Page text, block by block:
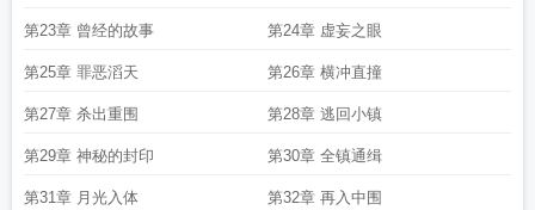
第23章 曾经的故事 第24章 虚妄之眼
第25章 罪恶滔天 第26章 横冲直撞
第27章 杀出重围 第28章 逃回小镇
第29章 神秘的封印 第30章 全镇通缉
第31章 月光入体 第32章 再入中围